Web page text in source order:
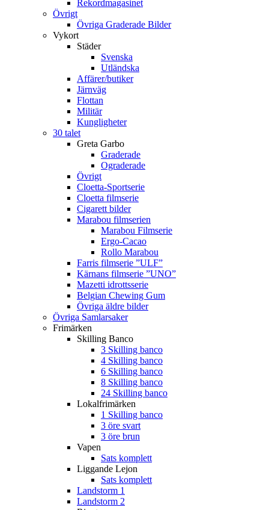
Rekordmagasinet
Övrigt
Övriga Graderade Bilder
Vykort
Städer
Svenska
Utländska
Affärer/butiker
Järnväg
Flottan
Militär
Kungligheter
30 talet
Greta Garbo
Graderade
Ograderade
Övrigt
Cloetta-Sportserie
Cloetta filmserie
Cigarett bilder
Marabou filmserien
Marabou Filmserie
Ergo-Cacao
Rollo Marabou
Farris filmserie ”ULF”
Kärnans filmserie ”UNO”
Mazetti idrottsserie
Belgian Chewing Gum
Övriga äldre bilder
Övriga Samlarsaker
Frimärken
Skilling Banco
3 Skilling banco
4 Skilling banco
6 Skilling banco
8 Skilling banco
24 Skilling banco
Lokalfrimärken
1 Skilling banco
3 öre svart
3 öre brun
Vapen
Sats komplett
Liggande Lejon
Sats komplett
Landstorm 1
Landstorm 2